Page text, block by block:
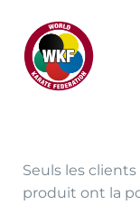
Seuls les
produit ont la